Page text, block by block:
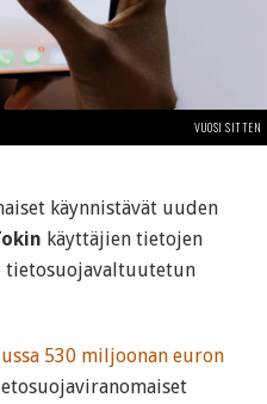
VUOSI SITTEN
käynnistävät uuden
käyttäjien tietojen
tietosuojavaltuutetun
530 miljoonan euron